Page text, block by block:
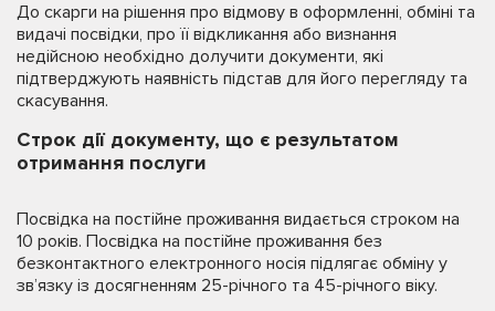
До скарги на рішення про відмову в оформленні, обміні та
видачі посвідки, про її відкликання або визнання
недійсною необхідно долучити документи, які
підтверджують наявність підстав для його перегляду та
скасування.
Строк дії документу, що є результатом
отримання послуги
Посвідка на постійне проживання видається строком на
10 років. Посвідка на постійне проживання без
безконтактного електронного носія підлягає обміну у
зв’язку із досягненням 25-річного та 45-річного віку.